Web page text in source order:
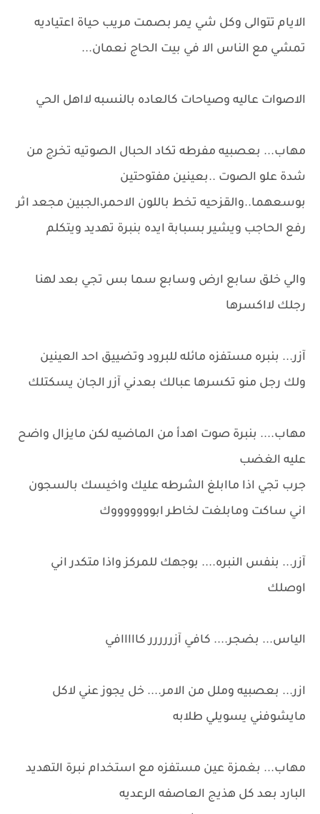
الايام تتوالى وكل شي يمر بصمت مريب حياة اعتياديه
تمشي مع الناس الا في بيت الحاج نعمان...
الاصوات عاليه وصياحات كالعاده بالنسبه لااهل الحي
مهاب... بعصبيه مفرطه تكاد الحبال الصوتيه تخرج من
شدة علو الصوت ..بعينين مفتوحتين
بوسعهما..والقزحيه تخط باللون الاحمر،الجبين مجعد اثر
رفع الحاجب ويشير بسبابة ايده بنبرة تهديد ويتكلم
والي خلق سابع ارض وسابع سما بس تجي بعد لهنا
رجلك لااكسرها
آزر... بنبره مستفزه مائله للبرود وتضييق احد العينين
ولك رجل منو تكسرها عبالك بعدني آزر الجان يسكتلك
مهاب.... بنبرة صوت اهدأ من الماضيه لكن مايزال واضح
عليه الغضب
جرب تجي اذا ماابلغ الشرطه عليك واخيسك بالسجون
اني ساكت ومابلغت لخاطر ابوووووووك
آزر... بنفس النبره.... بوجهك للمركز واذا متكدر اني
اوصلك
الياس... بضجر.... كافي آزررررر كااااافي
ازر... بعصبيه وملل من الامر.... خل يجوز عني لاكل
مايشوفني يسويلي طلابه
مهاب... بغمزة عين مستفزه مع استخدام نبرة التهديد
البارد بعد كل هذيج العاصفه الرعديه